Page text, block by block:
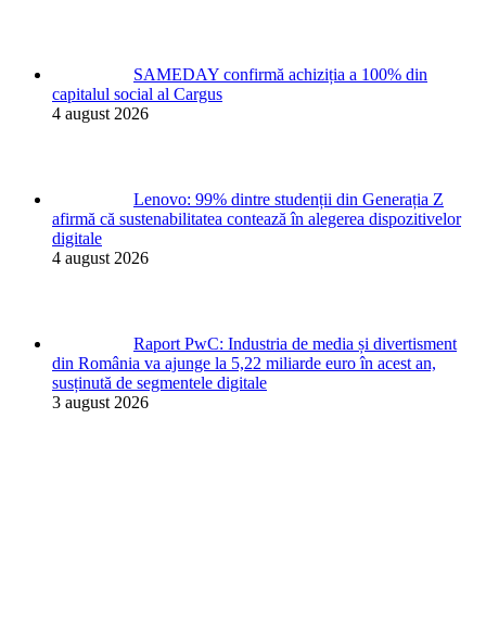
SAMEDAY confirmă achiziția a 100% din
capitalul social al Cargus
4 august 2026
Lenovo: 99% dintre studenții din Generația Z
afirmă că sustenabilitatea contează în alegerea dispozitivelor
digitale
4 august 2026
Raport PwC: Industria de media și divertisment
din România va ajunge la 5,22 miliarde euro în acest an,
susținută de segmentele digitale
3 august 2026